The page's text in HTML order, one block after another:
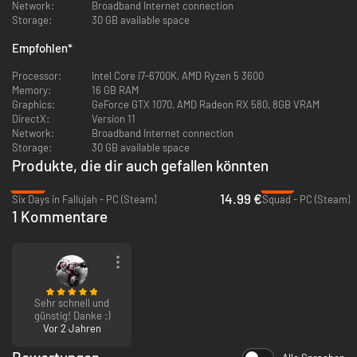
Wähle deinen Weg zum Sieg: Ob du den Angriff mit Granaten anführst
oder die feindlichen Positionen über Bergpfade flankierst, du hast
Optionen. Stürze dich in die Schlacht oder übernimm eine
Unterstützerrolle in der du Stacheldraht durchschneidest und schwere
Maschinengewehre und Mörser bemannst. Dank des einzigartigen
Leuchtpistolen-Systems kannst du Ziele für Artillerieschläge und
Doppeldecker-Vorbeiflugmanöver markieren und dann mit gezücktem
Bajonett oder Grabenknüppel in den Nahkampf stürmen.
Wähle eine von sechs unterschiedlichen Klassen und stelle deine
Ausrüstung aus mehr als 50 ikonischen Waffen des 1. Weltkriegs,
historisch authentischem Zubehör und klassenspezifischen Vorteilen
Network:
Broadband Internet connection
Storage:
30 GB available space
Empfohlen*
Processor:
Intel Core i7-6700K, AMD Ryzen 5 3600
Memory:
16 GB RAM
Graphics:
GeForce GTX 1070, AMD Radeon RX 580, 8GB VRAM
DirectX:
Version 11
Network:
Broadband Internet connection
Storage:
30 GB available space
Produkte, die dir auch gefallen könnten
Six Days in Fallujah - PC (Steam)
14.99 €Squad - PC (Steam)
1 Kommentare
Sehr schnell und
günstig! Danke :)
Vor 2 Jahren